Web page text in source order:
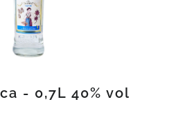
- 0,7L 40% vol